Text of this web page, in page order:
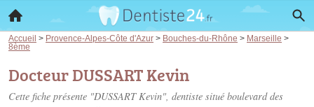
Accueil > Provence-Alpes-Côte d'Azur > Bouches-du-Rhône > Marseille >
8ème
Docteur DUSSART Kevin
Cette fiche présente "DUSSART Kevin", dentiste situé boulevard des